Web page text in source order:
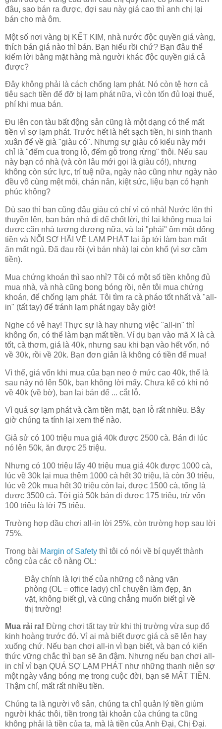
đâu, sao bán ra được, đợi sau này giá cao thì anh chị lại
bán cho mà ôm.
Một số nơi vàng bị KẾT KIM, nhà nước độc quyền giá vàng,
thích bán giá nào thì bán. Bạn hiểu rồi chứ? Bạn đâu thể
kiếm lời bằng mặt hàng mà người khác độc quyền giá cả
được?
Đây không phải là cách chống lạm phát. Nó còn tệ hơn cả
tiêu sạch tiền để đỡ bị lạm phát nữa, vì còn tốn đủ loại thuế,
phí khi mua bán.
Đu lên con tàu bất động sản cũng là một dạng có thể mất
tiền vì sợ lạm phát. Trước hết là hết sạch tiền, hi sinh thanh
xuân để về già "giàu có". Nhưng sự giàu có kiểu này mới
chỉ là "đếm cua trong lỗ, đếm gỗ trong rừng" thôi. Nếu sau
này bạn có nhà (và còn lâu mới gọi là giàu có!), nhưng
không còn sức lực, trí tuệ nữa, ngày nào cũng như ngày nào
đều vô cùng mệt mỏi, chán nản, kiệt sức, liệu bạn có hạnh
phúc không?
Dù sao thì bạn cũng đâu giàu có chỉ vì có nhà! Nước lên thì
thuyền lên, bạn bán nhà đi để chốt lời, thì lại không mua lại
được căn nhà tương đương nữa, và lại "phải" ôm một đống
tiền và NỖI SỢ HÃI VỀ LẠM PHÁT lại ập tới làm bạn mất
ăn mất ngủ. Đã đau rồi (vì bán nhà) lại còn khổ (vì sợ cầm
tiền).
Mua chứng khoán thì sao nhỉ? Tôi có một số tiền không đủ
mua nhà, và nhà cũng bong bóng rồi, nên tôi mua chứng
khoán, để chống lạm phát. Tôi tìm ra cà pháo tốt nhất và "all-
in" (tất tay) để tránh lạm phát ngay bây giờ!
Nghe có vẻ hay! Thực sự là hay nhưng việc "all-in" thì
không ổn, có thể làm bạn mất tiền. Ví dụ bạn vào mã X là cà
tốt, cà thơm, giá là 40k, nhưng sau khi bạn vào hết vốn, nó
về 30k, rồi về 20k. Bạn đơn giản là không có tiền để mua!
Vì thế, giá vốn khi mua của bạn neo ở mức cao 40k, thế là
sau này nó lên 50k, bạn không lời mấy. Chưa kể có khi nó
về 40k (về bờ), bạn lại bán để ... cắt lỗ.
Vì quá sợ lạm phát và cầm tiền mặt, bạn lỗ rất nhiều. Bây
giờ chúng ta tính lại xem thế nào.
Giả sử có 100 triệu mua giá 40k được 2500 cà. Bán đi lúc
nó lên 50k, ăn được 25 triệu.
Nhưng có 100 triệu lấy 40 triệu mua giá 40k được 1000 cà,
lúc về 30k lại mua thêm 1000 cà hết 30 triệu, là còn 30 triệu,
lúc về 20k mua hết 30 triệu còn lại, được 1500 cà, tổng là
được 3500 cà. Tới giá 50k bán đi được 175 triệu, trừ vốn
100 triệu là lời 75 triệu.
Trường hợp đầu chơi all-in lời 25%, còn trường hợp sau lời
75%.
Trong bài Margin of Safety thì tôi có nói về bí quyết thành
công của các cô nàng OL:
Đây chính là lợi thế của những cô nàng văn
phòng (OL = office lady) chỉ chuyên làm đẹp, ăn
vặt, không biết gì, và cũng chẳng muốn biết gì về
thị trường!
Mua rải ra! Đừng chơi tất tay trừ khi thị trường vừa sụp đổ
kinh hoàng trước đó. Vì ai mà biết được giá cà sẽ lên hay
xuống chứ. Nếu bạn chơi all-in vì bạn biết, và bạn có kiến
thức vững chắc thì bạn sẽ ăn đậm. Nhưng nếu bạn chơi all-
in chỉ vì bạn QUÁ SỢ LẠM PHÁT như những thanh niên sợ
một ngày vắng bóng mẹ trong cuộc đời, bạn sẽ MẤT TIỀN.
Thậm chí, mất rất nhiều tiền.
Chúng ta là người vô sản, chúng ta chỉ quản lý tiền giùm
người khác thôi, tiền trong tài khoản của chúng ta cũng
không phải là tiền của ta, mà là tiền của Anh Đại, Chị Đại.